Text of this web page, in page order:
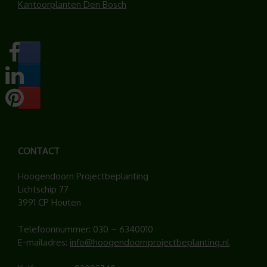
Kantoorplanten Den Bosch
CONTACT
Hoogendoorn Projectbeplanting
Lichtschip 77
3991 CP Houten
Telefoonnummer: 030 – 6340010
E-mailadres: info@hoogendoornprojectbeplanting.nl